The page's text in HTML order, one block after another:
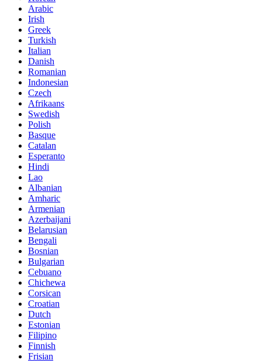
Arabic
Irish
Greek
Turkish
Italian
Danish
Romanian
Indonesian
Czech
Afrikaans
Swedish
Polish
Basque
Catalan
Esperanto
Hindi
Lao
Albanian
Amharic
Armenian
Azerbaijani
Belarusian
Bengali
Bosnian
Bulgarian
Cebuano
Chichewa
Corsican
Croatian
Dutch
Estonian
Filipino
Finnish
Frisian